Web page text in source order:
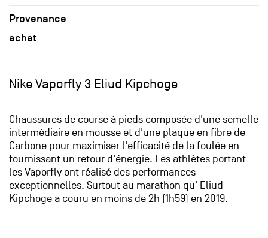
Provenance
achat
Nike Vaporfly 3 Eliud Kipchoge
Chaussures de course à pieds composée d'une semelle
intermédiaire en mousse et d'une plaque en fibre de
Carbone pour maximiser l'efficacité de la foulée en
fournissant un retour d'énergie. Les athlètes portant
les Vaporfly ont réalisé des performances
exceptionnelles. Surtout au marathon qu' Eliud
Kipchoge a couru en moins de 2h (1h59) en 2019.